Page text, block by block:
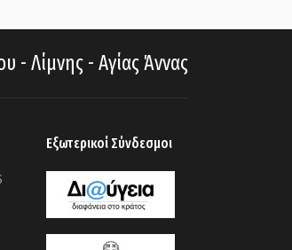
- Λίμνης - Αγίας Άννας
Εξωτερικοί Σύνδεσμοι